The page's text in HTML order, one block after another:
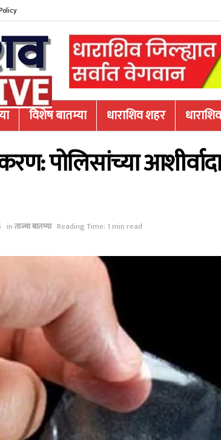
विशेष बातम्या धाराशिव शहर
पोलिसांच्या
inताज्या बातम्या Reading Time: 1 min read